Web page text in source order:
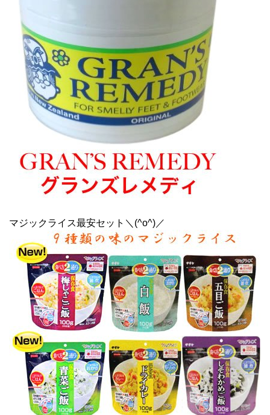
マジックライス最安セット＼(^o^)／